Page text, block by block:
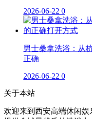
2026-06-22 0
男士桑拿洗浴：从
正确
2026-06-22 0
关于本站
欢迎来到西安高端休闲